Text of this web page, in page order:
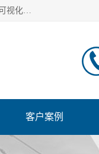
安徽赛芙智能科技有限公司是一家主营智慧化工地解决方案的企业，主营产品有：塔机安全监测系统、塔吊黑匣子、吊钩可视化、吊钩可视化系统、塔机安全监控系统、塔机黑匣子等。创建至今始终关注用户需求，为用户提供有的产品和服务。
客户案例